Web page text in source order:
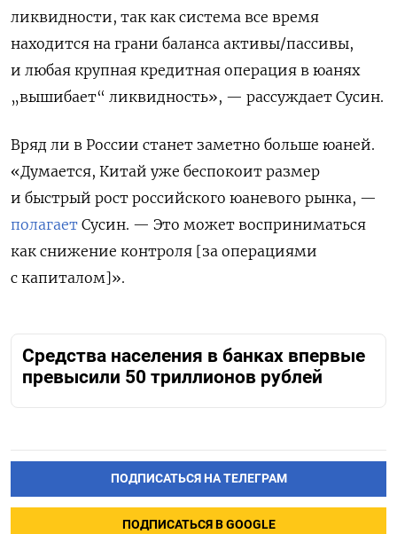
ликвидности, так как система все время
находится на грани баланса активы/пассивы,
и любая крупная кредитная операция в юанях
„вышибает“ ликвидность», — рассуждает Сусин.
Вряд ли в России станет заметно больше юаней.
«Думается, Китай уже беспокоит размер
и быстрый рост российского юаневого рынка, —
полагает Сусин. — Это может восприниматься
как снижение контроля [за операциями
с капиталом]».
Средства населения в банках впервые
превысили 50 триллионов рублей
ПОДПИСАТЬСЯ НА ТЕЛЕГРАМ
ПОДПИСАТЬСЯ В GOOGLE